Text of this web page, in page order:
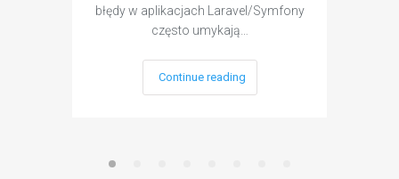
błędy w aplikacjach Laravel/Symfony
często umykają…
Continue reading